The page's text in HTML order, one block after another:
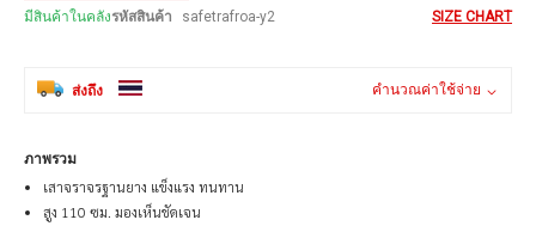
images
มีสินค้าในคลังรหัสสินค้า safetrafroa-y2 SIZE CHART
ส่งถึง คำนวณค่าใช้จ่าย
ภาพรวม
เสาจราจรฐานยาง แข็งแรง ทนทาน
สูง 110 ซม. มองเห็นชัดเจน